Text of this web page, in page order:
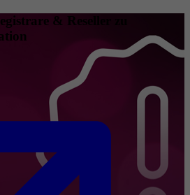
& Reseller zu